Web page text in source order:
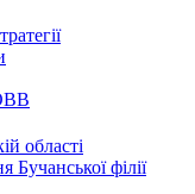
області
Бучанської філії